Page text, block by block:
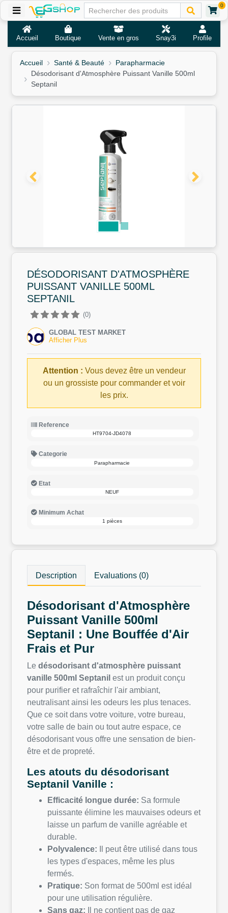
0
Accueil Boutique Vente en gros Snay3i Profile
Accueil Santé & Beauté
Parapharmacie
Désodorisant d'Atmosphère Puissant Vanille 500ml
Septanil
DÉSODORISANT D'ATMOSPHÈRE
PUISSANT VANILLE 500ML
SEPTANIL
(0)
GLOBAL TEST MARKET
Afficher Plus
Attention : Vous devez être un vendeur
ou un grossiste pour commander et voir
les prix.
Reference
HT9704-JD4078
Categorie
Parapharmacie
Etat
NEUF
Minimum Achat
1 pièces
Description Evaluations (0)
Désodorisant d'Atmosphère
Puissant Vanille 500ml
Septanil : Une Bouffée d'Air
Frais et Pur
Le désodorisant d'atmosphère puissant
vanille 500ml Septanil est un produit conçu
pour purifier et rafraîchir l'air ambiant,
neutralisant ainsi les odeurs les plus tenaces.
Que ce soit dans votre voiture, votre bureau,
votre salle de bain ou tout autre espace, ce
désodorisant vous offre une sensation de bien-
être et de propreté.
Les atouts du désodorisant
Septanil Vanille :
Efficacité longue durée: Sa formule
puissante élimine les mauvaises odeurs et
laisse un parfum de vanille agréable et
durable.
Polyvalence: Il peut être utilisé dans tous
les types d'espaces, même les plus
fermés.
Pratique: Son format de 500ml est idéal
pour une utilisation régulière.
Sans gaz: Il ne contient pas de gaz